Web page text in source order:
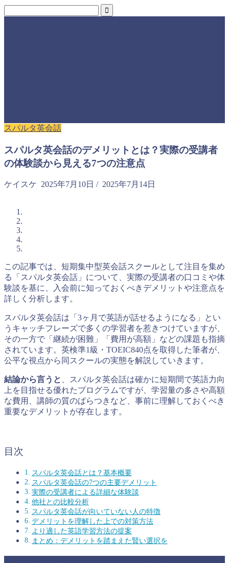
スパルタ英会話
スパルタ英会話のデメリットとは？実際の受講者
の体験談から見える7つの注意点
ケイスケ 2025年7月10日 / 2025年7月14日
この記事では、短期集中型英会話スクールとして注目を集め
る「スパルタ英会話」について、実際の受講者の口コミや体
験談を基に、入会前に知っておくべきデメリットや注意点を
詳しく分析します。
スパルタ英会話は「3ヶ月で英語が話せるようになる」とい
うキャッチフレーズで多くの学習者を惹きつけていますが、
その一方で「継続が困難」「費用が高額」などの課題も指摘
されています。英検準1級・TOEIC840点を取得した筆者が、
公平な視点から同スクールの実態を解説していきます。
結論から言うと 、スパルタ英会話は確かに短期間で英語力向
上を目指せる優れたプログラムですが、学習量の多さや高額
な費用、講師の質のばらつきなど、事前に理解しておくべき
重要なデメリットが存在します。
目次
スパルタ英会話とは？基本概要
スパルタ英会話の7つの主要デメリット
実際の受講者による詳細な体験談
他社との比較分析
スパルタ英会話が向いていない人の特徴
デメリットを理解した上での対策方法
より適した英語学習方法の提案
まとめ：デメリットを踏まえた賢い選択を